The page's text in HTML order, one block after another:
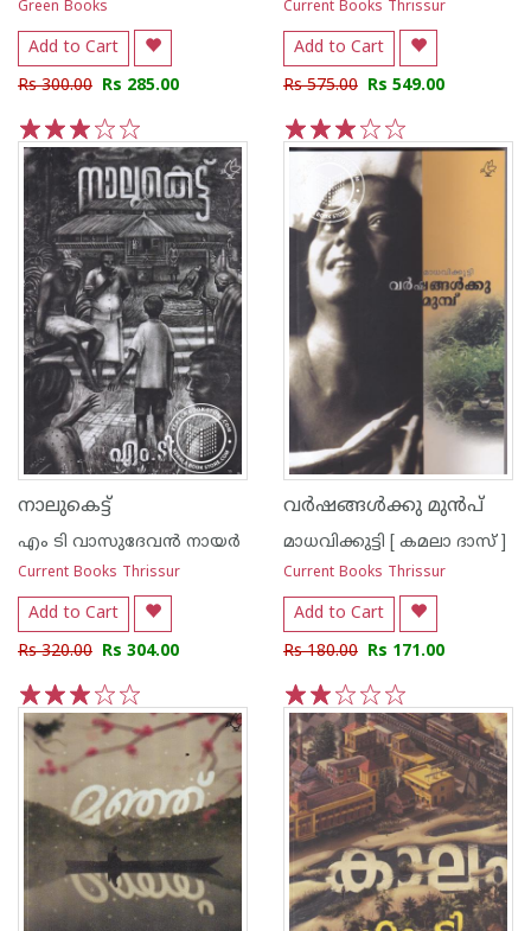
Green Books
Add to Cart
Rs 300.00 Rs 285.00
5
4
3
2
1
Current Books Thrissur
Add to Cart
Rs 575.00 Rs 549.00
5
4
3
2
1
നാലുകെട്ട്
എം ടി വാസുദേവന്‍ നായര്‍
Current Books Thrissur
Add to Cart
Rs 320.00 Rs 304.00
5
4
3
2
1
വര്‍ഷങ്ങള്‍ക്കു മുന്‍‌പ്
മാധവിക്കുട്ടി [ കമലാ ദാസ് ]
Current Books Thrissur
Add to Cart
Rs 180.00 Rs 171.00
5
4
3
2
1